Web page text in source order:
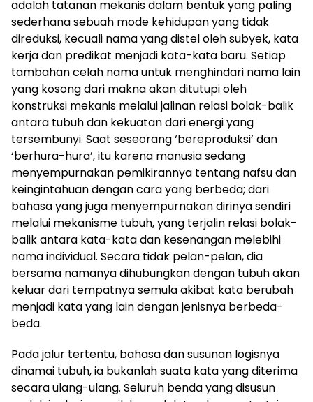
adalah tatanan mekanis dalam bentuk yang paling
sederhana sebuah mode kehidupan yang tidak
direduksi, kecuali nama yang distel oleh subyek, kata
kerja dan predikat menjadi kata-kata baru. Setiap
tambahan celah nama untuk menghindari nama lain
yang kosong dari makna akan ditutupi oleh
konstruksi mekanis melalui jalinan relasi bolak-balik
antara tubuh dan kekuatan dari energi yang
tersembunyi. Saat seseorang ‘bereproduksi’ dan
‘berhura-hura’, itu karena manusia sedang
menyempurnakan pemikirannya tentang nafsu dan
keingintahuan dengan cara yang berbeda; dari
bahasa yang juga menyempurnakan dirinya sendiri
melalui mekanisme tubuh, yang terjalin relasi bolak-
balik antara kata-kata dan kesenangan melebihi
nama individual. Secara tidak pelan-pelan, dia
bersama namanya dihubungkan dengan tubuh akan
keluar dari tempatnya semula akibat kata berubah
menjadi kata yang lain dengan jenisnya berbeda-
beda.
Pada jalur tertentu, bahasa dan susunan logisnya
dinamai tubuh, ia bukanlah suata kata yang diterima
secara ulang-ulang. Seluruh benda yang disusun